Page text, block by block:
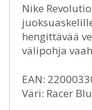
Nike
hengittävää
välipohja
EAN:
Väri: Racer